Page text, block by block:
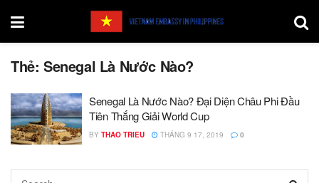
Thẻ: Senegal Là Nước Nào?
Senegal Là Nước Nào? Đại Diện Châu Phi Đầu
Tiên Thắng Giải World Cup
BY THAO TRIEU THÁNG 9 17, 2019 0